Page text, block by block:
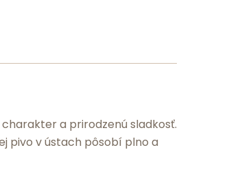
a prirodzenú sladkosť.
pivo v ústach pôsobí plno a